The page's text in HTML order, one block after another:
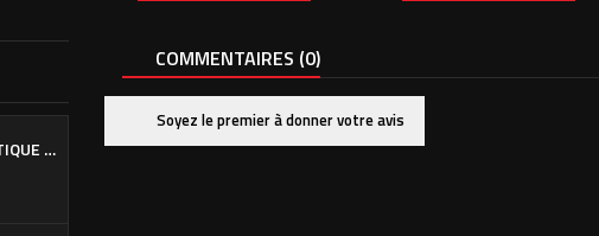
RACLETTE PLASTIQUE BLEUE (OU VERTE SUIVANT ARRIVAGE)
COMMENTAIRES (0)
Soyez le premier à donner votre avis